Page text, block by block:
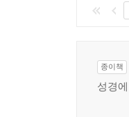
제1장. 이
제4장. 기
제5장. 기
종이책
성경